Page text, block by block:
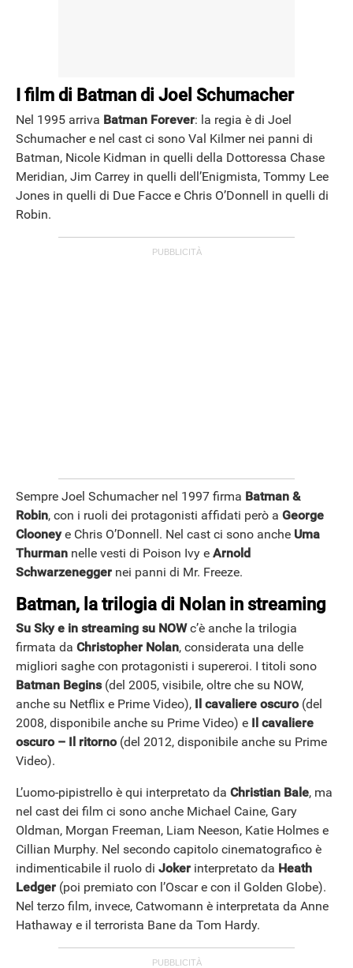
I film di Batman di Joel Schumacher
Nel 1995 arriva Batman Forever: la regia è di Joel
Schumacher e nel cast ci sono Val Kilmer nei panni di
Batman, Nicole Kidman in quelli della Dottoressa Chase
Meridian, Jim Carrey in quelli dell’Enigmista, Tommy Lee
Jones in quelli di Due Facce e Chris O’Donnell in quelli di
Robin.
Sempre Joel Schumacher nel 1997 firma Batman &
Robin, con i ruoli dei protagonisti affidati però a George
Clooneye Chris O’Donnell. Nel cast ci sono anche Uma
Thurman nelle vesti di Poison Ivy e Arnold
Schwarzenegger nei panni di Mr. Freeze.
Batman, la trilogia di Nolan in streaming
Su Sky e in streaming su NOWc’è anche la trilogia
firmata da Christopher Nolan, considerata una delle
migliori saghe con protagonisti i supereroi. I titoli sono
Batman Begins(del 2005, visibile, oltre che su NOW,
anche su Netflix e Prime Video), Il cavaliere oscuro(del
2008, disponibile anche su Prime Video) e Il cavaliere
oscuro – Il ritorno(del 2012, disponibile anche su Prime
Video).
L’uomo-pipistrello è qui interpretato da Christian Bale, ma
nel cast dei film ci sono anche Michael Caine, Gary
Oldman, Morgan Freeman, Liam Neeson, Katie Holmes e
Cillian Murphy. Nel secondo capitolo cinematografico è
indimenticabile il ruolo di Joker interpretato da Heath
Ledger (poi premiato con l’Oscar e con il Golden Globe).
Nel terzo film, invece, Catwomann è interpretata da Anne
Hathaway e il terrorista Bane da Tom Hardy.